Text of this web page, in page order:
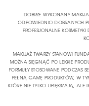
DOBRZE WYKONANY
ODPOWIEDNIO DOBRANYCH
PROFESJONALNE
MAKIJAŻ TWARZY STANOWI
MOŻNA SIĘGNĄĆ PO LEKKIE
FORMUŁY STOSOWANE PODCZAS
PEŁNĄ GAMĘ PRODUKTÓW, W
KTÓRE NIE TYLKO UPIĘKSZAJĄ, ALE